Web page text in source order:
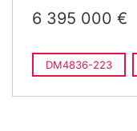
6 395 000 €
DM4836-223